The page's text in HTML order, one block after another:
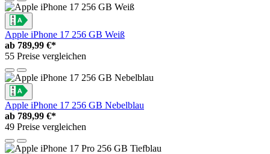
Apple iPhone 17 256 GB Weiß
ab 789,99 €*
55 Preise vergleichen
Apple iPhone 17 256 GB Nebelblau
ab 789,99 €*
49 Preise vergleichen